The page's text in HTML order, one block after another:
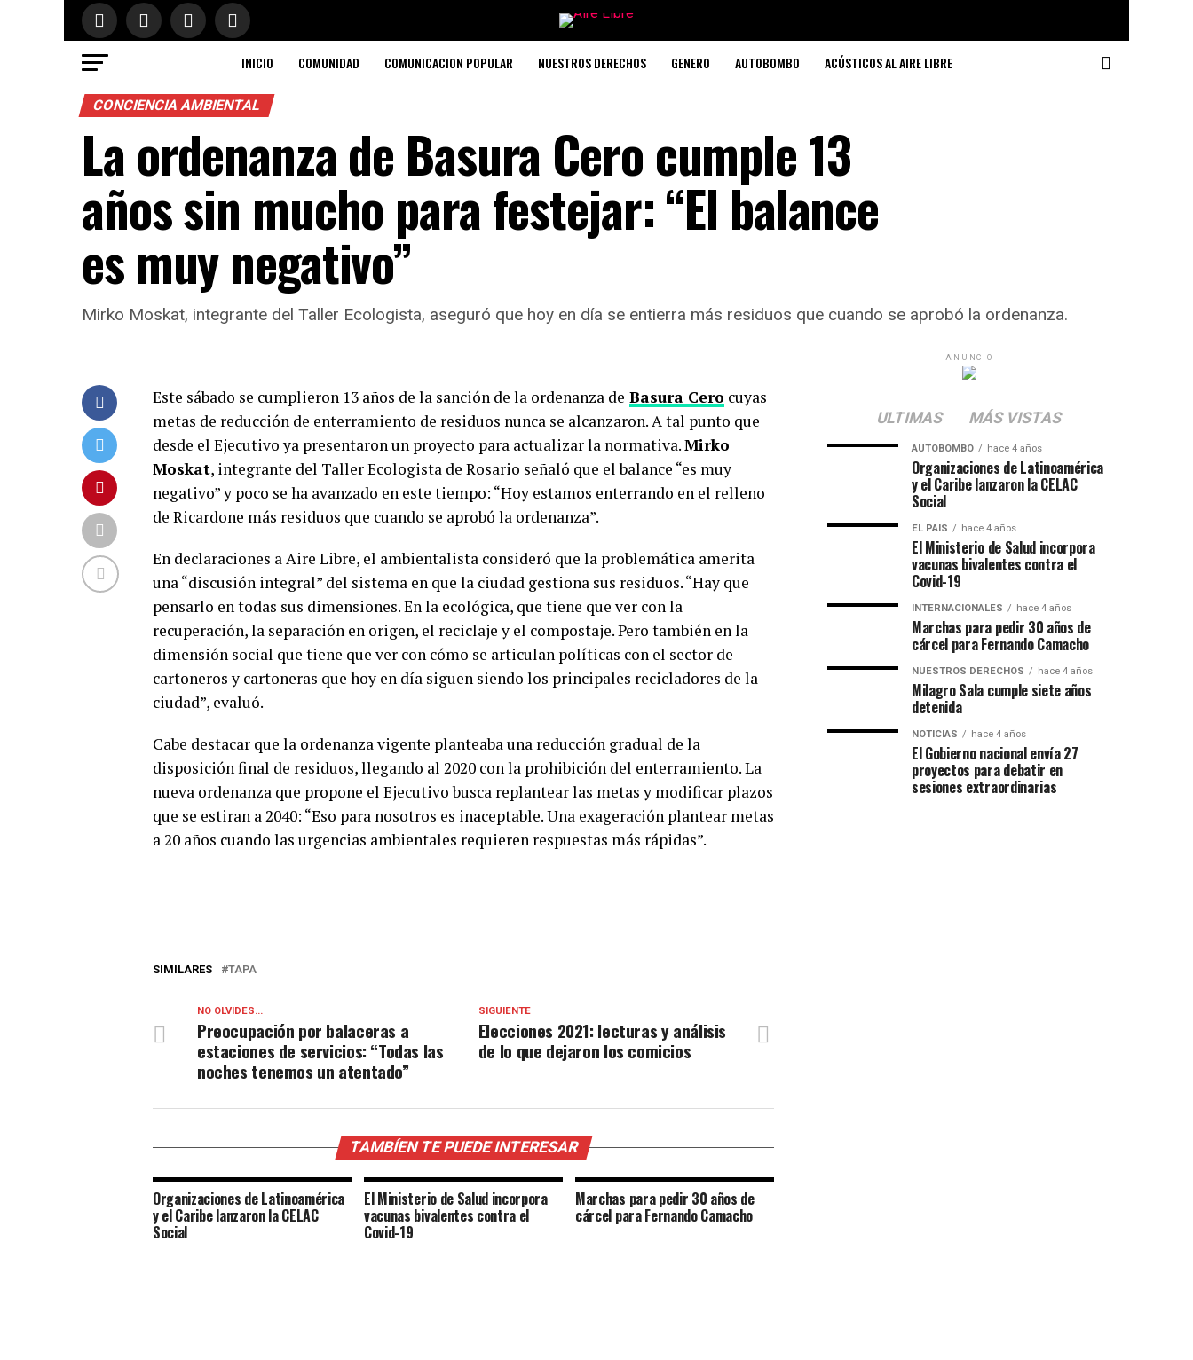
INICIO COMUNIDAD COMUNICACION POPULAR NUESTROS DERECHOS GENERO AUTOBOMBO ACÚSTICOS AL AIRE LIBRE
CONCIENCIA AMBIENTAL
La ordenanza de Basura Cero cumple 13
años sin mucho para festejar: “El balance
es muy negativo”
Mirko Moskat, integrante del Taller Ecologista, aseguró que hoy en día se entierra más residuos que cuando se aprobó la ordenanza.
Este sábado se cumplieron 13 años de la sanción de la ordenanza de Basura Cero cuyas
metas de reducción de enterramiento de residuos nunca se alcanzaron. A tal punto que
desde el Ejecutivo ya presentaron un proyecto para actualizar la normativa.Mirko
Moskat, integrante del Taller Ecologista de Rosario señaló que el balance “es muy
negativo” y poco se ha avanzado en este tiempo: “Hoy estamos enterrando en el relleno
de Ricardone más residuos que cuando se aprobó la ordenanza”.
En declaraciones a Aire Libre, el ambientalista consideró que la problemática amerita
una “discusión integral” del sistema en que la ciudad gestiona sus residuos. “Hay que
pensarlo en todas sus dimensiones. En la ecológica, que tiene que ver con la
recuperación, la separación en origen, el reciclaje y el compostaje. Pero también en la
dimensión social que tiene que ver con cómo se articulan políticas con el sector de
cartoneros y cartoneras que hoy en día siguen siendo los principales recicladores de la
ciudad”, evaluó.
Cabe destacar que la ordenanza vigente planteaba una reducción gradual de la
disposición final de residuos, llegando al 2020 con la prohibición del enterramiento. La
nueva ordenanza que propone el Ejecutivo busca replantear las metas y modificar plazos
que se estiran a 2040: “Eso para nosotros es inaceptable. Una exageración plantear metas
a 20 años cuando las urgencias ambientales requieren respuestas más rápidas”.
SIMILARES TAPA
SIGUIENTE
Elecciones 2021: lecturas y análisis
de lo que dejaron los comicios
NO OLVIDES...
Preocupación por balaceras a
estaciones de servicios: “Todas las
noches tenemos un atentado”
TAMBÍEN TE PUEDE INTERESAR
Organizaciones de Latinoamérica
y el Caribe lanzaron la CELAC
Social
El Ministerio de Salud incorpora
vacunas bivalentes contra el
Covid-19
Marchas para pedir 30 años de
cárcel para Fernando Camacho
ANUNCIO
ULTIMAS MÁS VISTAS
AUTOBOMBO hace 4 años
Organizaciones de Latinoamérica
y el Caribe lanzaron la CELAC
Social
EL PAIS hace 4 años
El Ministerio de Salud incorpora
vacunas bivalentes contra el
Covid-19
INTERNACIONALES hace 4 años
Marchas para pedir 30 años de
cárcel para Fernando Camacho
NUESTROS DERECHOS hace 4 años
Milagro Sala cumple siete años
detenida
NOTICIAS hace 4 años
El Gobierno nacional envía 27
proyectos para debatir en
sesiones extraordinarias